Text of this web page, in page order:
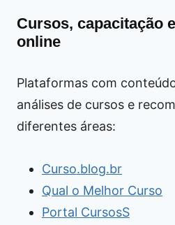
Cursos, capacitação
online
Plataformas com
análises de cursos e
diferentes áreas:
Curso.blog.br
Qual o Melhor Curso
Portal CursosS